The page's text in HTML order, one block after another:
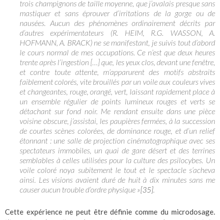
trois champignons de taille moyenne, que j’avalais presque sans
mastiquer et sans éprouver d’irritations de la gorge ou de
nausées. Aucun des phénomènes ordinairement décrits par
d’autres expérimentateurs (R. HEIM, R.G. WASSON, A.
HOFMANN, A. BRACK) ne se manifestant, je suivis tout d’abord
le cours normal de mes occupations. Ce n’est que deux heures
trente après l’ingestion […] que, les yeux clos, devant une fenêtre,
et contre toute attente, m’apparurent des motifs abstraits
faiblement colorés, vite brouillés par un voile aux couleurs vives
et changeantes, rouge, orangé, vert, laissant rapidement place à
un ensemble régulier de points lumineux rouges et verts se
détachant sur fond noir. Me rendant ensuite dans une pièce
voisine obscure, j’assistai, les paupières fermées, à la succession
de courtes scènes colorées, de dominance rouge, et d’un relief
étonnant : une salle de projection cinématographique avec ses
spectateurs immobiles, un quai de gare désert et des terrines
semblables à celles utilisées pour la culture des psilocybes. Un
voile coloré noya subitement le tout et le spectacle s’acheva
ainsi. Les visions avaient duré de huit à dix minutes sans me
causer aucun trouble d’ordre physique »[35]
Cette expérience ne peut être définie comme du microdosage.